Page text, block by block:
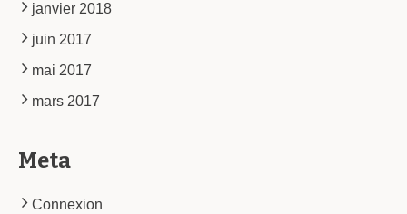
janvier 2018
juin 2017
mai 2017
mars 2017
Meta
Connexion